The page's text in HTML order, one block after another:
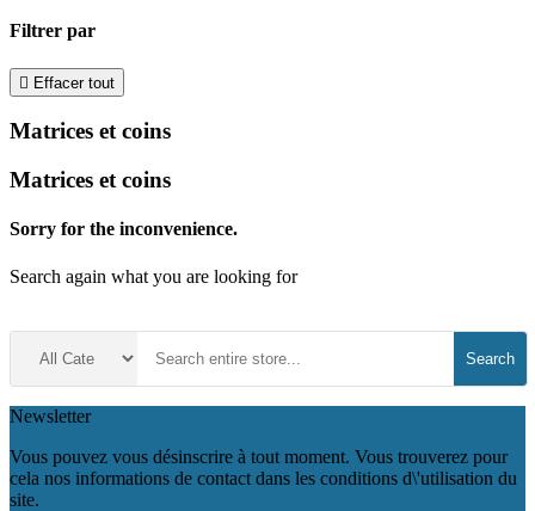
Filtrer par
 Effacer tout
Matrices et coins
Matrices et coins
Sorry for the inconvenience.
Search again what you are looking for
Search
Newsletter
Vous pouvez vous désinscrire à tout moment. Vous trouverez pour
cela nos informations de contact dans les conditions d\'utilisation du
site.